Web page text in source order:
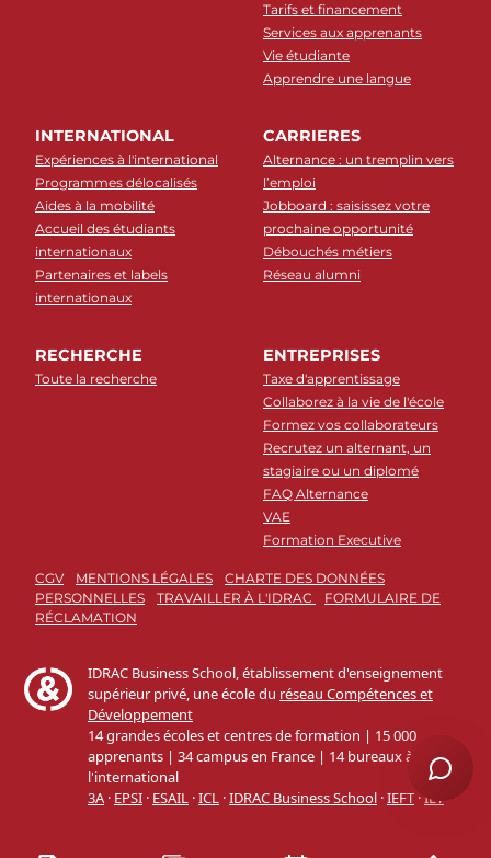
Tarifs et financement
Services aux apprenants
Vie étudiante
Apprendre une langue
INTERNATIONAL
Expériences à l'international
Programmes délocalisés
Aides à la mobilité
Accueil des étudiants
internationaux
Partenaires et labels
internationaux
CARRIERES
Alternance : un tremplin vers
l’emploi
Jobboard : saisissez votre
prochaine opportunité
Débouchés métiers
Réseau alumni
RECHERCHE
Toute la recherche
ENTREPRISES
Taxe d'apprentissage
Collaborez à la vie de l'école
Formez vos collaborateurs
Recrutez un alternant, un
stagiaire ou un diplomé
FAQ Alternance
VAE
Formation Executive
CGV MENTIONS LÉGALES
CHARTE DES DONNÉES
PERSONNELLES
TRAVAILLER À L'IDRAC
FORMULAIRE DE
RÉCLAMATION